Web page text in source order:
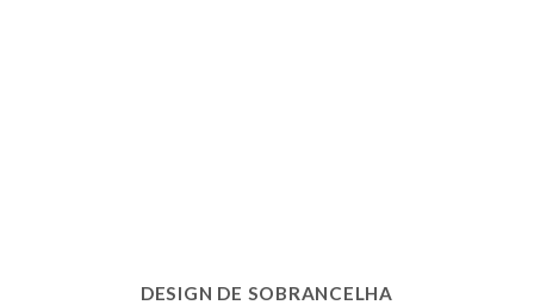
DESIGN DE SOBRANCELHA